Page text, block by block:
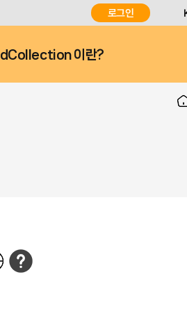
로그인
dCollection 이란?